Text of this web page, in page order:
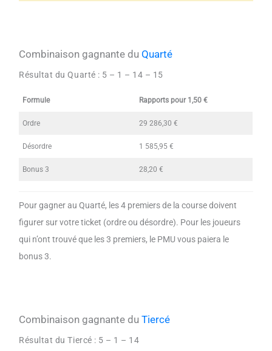
Combinaison gagnante du Quarté
Résultat du Quarté : 5 – 1 – 14 – 15
Formule Rapports pour 1,50 €
Ordre 29 286,30 €
Désordre 1 585,95 €
Bonus 3 28,20 €
Pour gagner au Quarté, les 4 premiers de la course doivent
figurer sur votre ticket (ordre ou désordre). Pour les joueurs
qui n’ont trouvé que les 3 premiers, le PMU vous paiera le
bonus 3.
Combinaison gagnante duTiercé
Résultat du Tiercé : 5 – 1 – 14